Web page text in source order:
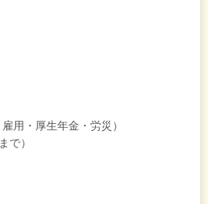
用・厚生年金・労災）
で）